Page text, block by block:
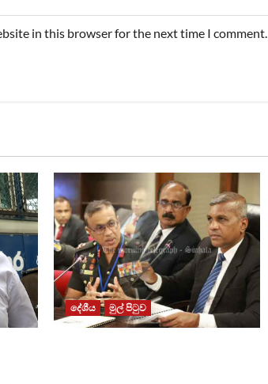
in this browser for the next time I comment.
දේශීය මුල් පිටුව